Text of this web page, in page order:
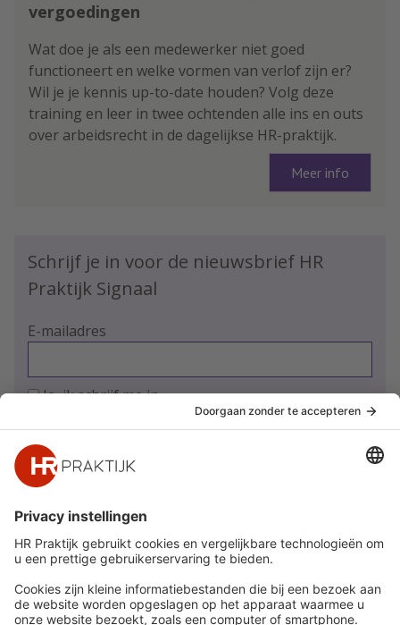
vergoedingen
Wat doe je als een medewerker niet goed
functioneert en welke vormen van verlof zijn er?
Wil je je kennis up-to-date houden? Volg deze
training en leer in twee ochtenden alle ins en outs
over arbeidsrecht in de dagelijkse HR-praktijk.
Meer info
Schrijf je in voor de nieuwsbrief HR
Praktijk Signaal
E-mailadres
Ja, ik schrijf me in
Snel naar
Nieuws
Whitepapers
Meer
HR Academy
HR Podcast